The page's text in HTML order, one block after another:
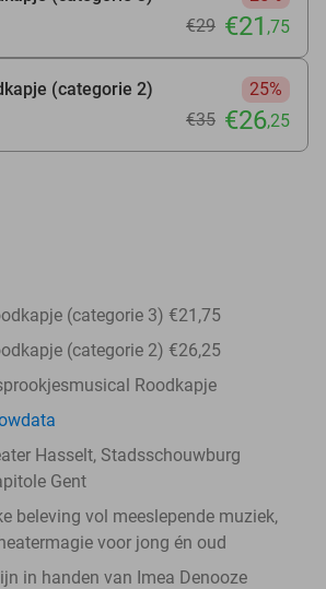
€29 €21 ,75
(categorie 2)
25%
€35 €26,25
(categorie 3) €21,75
(categorie 2) €26,25
Roodkapje
Hasselt, Stadsschouwburg
Gent
beleving vol meeslepende muziek,
voor jong én oud
in handen van Imea Denooze